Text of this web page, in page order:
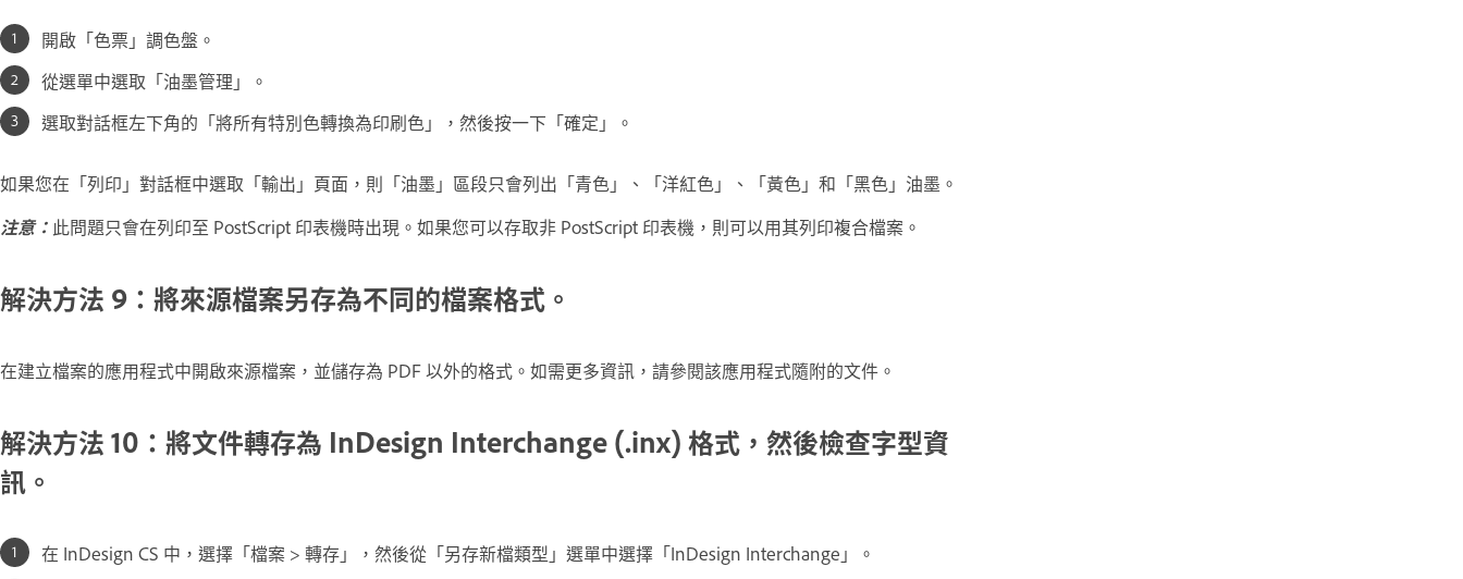
開啟「色票」調色盤。
從選單中選取「油墨管理」。
選取對話框左下角的「將所有特別色轉換為印刷色」，然後按一下「確定」。
如果您在「列印」對話框中選取「輸出」頁面，則「油墨」區段只會列出「青色」、「洋紅色」、「黃色」和「黑色」油墨。
注意： 此問題只會在列印至 PostScript 印表機時出現。如果您可以存取非 PostScript 印表機，則可以用其列印複合檔案。
解決方法 9：將來源檔案另存為不同的檔案格式。
在建立檔案的應用程式中開啟來源檔案，並儲存為 PDF 以外的格式。如需更多資訊，請參閱該應用程式隨附的文件。
解決方法 10：將文件轉存為 InDesign Interchange (.inx) 格式，然後檢查字型資
訊。
在 InDesign CS 中，選擇「檔案 > 轉存」，然後從「另存新檔類型」選單中選擇「InDesign Interchange」。